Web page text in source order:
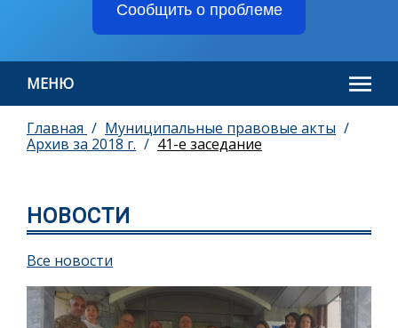
Сообщить о проблеме
МЕНЮ
Главная
Муниципальные правовые акты
Архив за 2018 г.
41-е заседание
НОВОСТИ
Все новости